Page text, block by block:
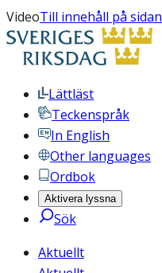
VideoTill innehåll på sidan
Lättläst
Teckenspråk
In English
Other languages
Ordbok
Aktivera lyssna
Sök
Aktuellt